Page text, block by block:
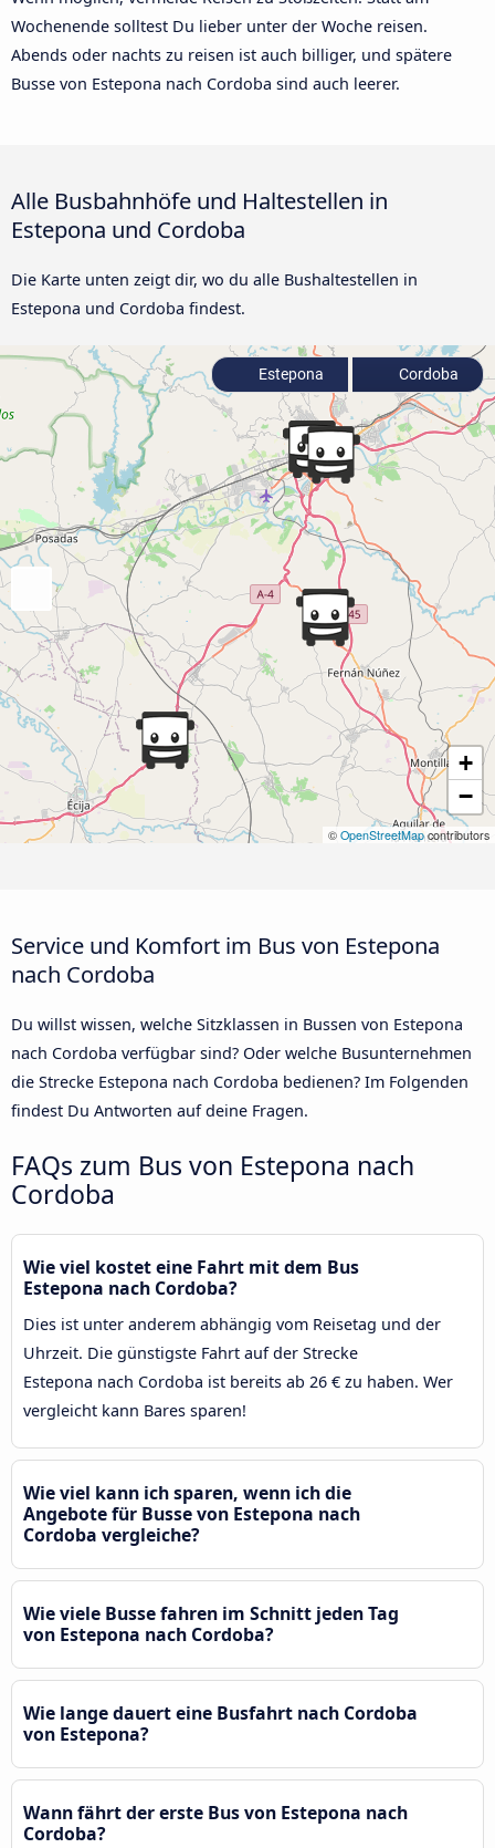
Wochenende solltest Du lieber unter der Woche reisen.
Abends oder nachts zu reisen ist auch billiger, und spätere
Busse von Estepona nach Cordoba sind auch leerer.
Alle Busbahnhöfe und Haltestellen in
Estepona und Cordoba
Die Karte unten zeigt dir, wo du alle Bushaltestellen in
Estepona und Cordoba findest.
+
−
© OpenStreetMapcontributors
Estepona Cordoba
Service und Komfort im Bus von Estepona
nach Cordoba
Du willst wissen, welche Sitzklassen in Bussen von Estepona
nach Cordoba verfügbar sind? Oder welche Busunternehmen
die Strecke Estepona nach Cordoba bedienen? Im Folgenden
findest Du Antworten auf deine Fragen.
FAQs zum Bus von Estepona nach
Cordoba
Wie viel kostet eine Fahrt mit dem Bus
Estepona nach Cordoba?
Dies ist unter anderem abhängig vom Reisetag und der
Uhrzeit. Die günstigste Fahrt auf der Strecke
Estepona nach Cordoba ist bereits ab 26 € zu haben. Wer
vergleicht kann Bares sparen!
Wie viel kann ich sparen, wenn ich die
Angebote für Busse von Estepona nach
Cordoba vergleiche?
Wie viele Busse fahren im Schnitt jeden Tag
von Estepona nach Cordoba?
Wie lange dauert eine Busfahrt nach Cordoba
von Estepona?
Wann fährt der erste Bus von Estepona nach
Cordoba?